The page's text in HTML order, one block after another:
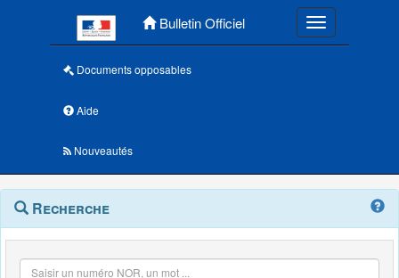
Bulletin Officiel Toggle
Documents opposables
Aide
Nouveautés
Navigation
outils
Menu
contextuel
Recherche